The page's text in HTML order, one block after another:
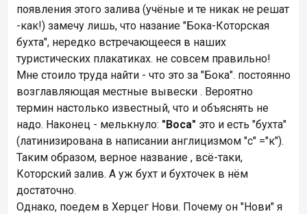
появления этого залива (учёные и те никак не решат
-как!) замечу лишь, что назание "Бока-Которская
бухта", нередко встречающееся в наших
туристических плакатиках. не совсем правильно!
Мне стоило труда найти - что это за "Бока". постоянно
возглавляющая местные вывески . Вероятно
термин настолько известный, что и объяснять не
надо. Наконец - мелькнуло: "Boca" это и есть "бухта"
(латинизирована в написании англицизмом "с" ="к").
Таким образом, верное название , всё-таки,
Которский залив. А уж бухт и бухточек в нём
достаточно.
Однако, поедем в Херцег Нови. Почему он "Нови" я